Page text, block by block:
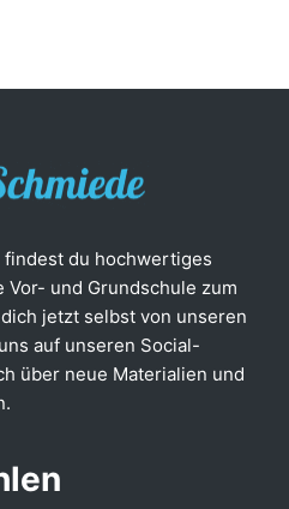
du hochwertiges
und Grundschule zum
jetzt selbst von unseren
auf unseren Social-
über neue Materialien und